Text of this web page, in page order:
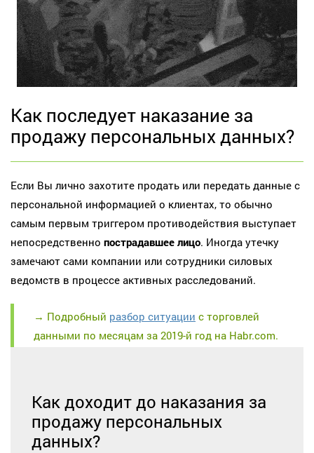
Как последует наказание за
продажу персональных данных?
Если Вы лично захотите продать или передать данные с
персональной информацией о клиентах, то обычно
самым первым триггером противодействия выступает
непосредственно пострадавшее лицо. Иногда утечку
замечают сами компании или сотрудники силовых
ведомств в процессе активных расследований.
→ Подробный разбор ситуации с торговлей
данными по месяцам за 2019-й год на Habr.com.
Как доходит до наказания за
продажу персональных
данных?